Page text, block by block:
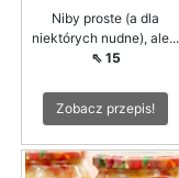
Niby proste (a dla
niektórych nudne), ale...
⇖ 15
Zobacz przepis!